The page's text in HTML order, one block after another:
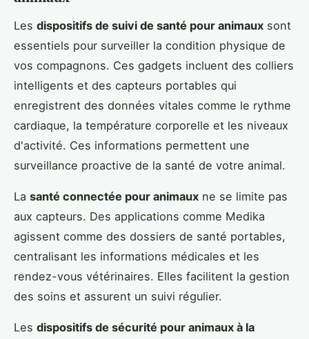
Les dispositifs de suivi de santé pour animaux sont
essentiels pour surveiller la condition physique de
vos compagnons. Ces gadgets incluent des colliers
intelligents et des capteurs portables qui
enregistrent des données vitales comme le rythme
cardiaque, la température corporelle et les niveaux
d'activité. Ces informations permettent une
surveillance proactive de la santé de votre animal.
La santé connectée pour animaux ne se limite pas
aux capteurs. Des applications comme Medika
agissent comme des dossiers de santé portables,
centralisant les informations médicales et les
rendez-vous vétérinaires. Elles facilitent la gestion
des soins et assurent un suivi régulier.
Les dispositifs de sécurité pour animaux à la